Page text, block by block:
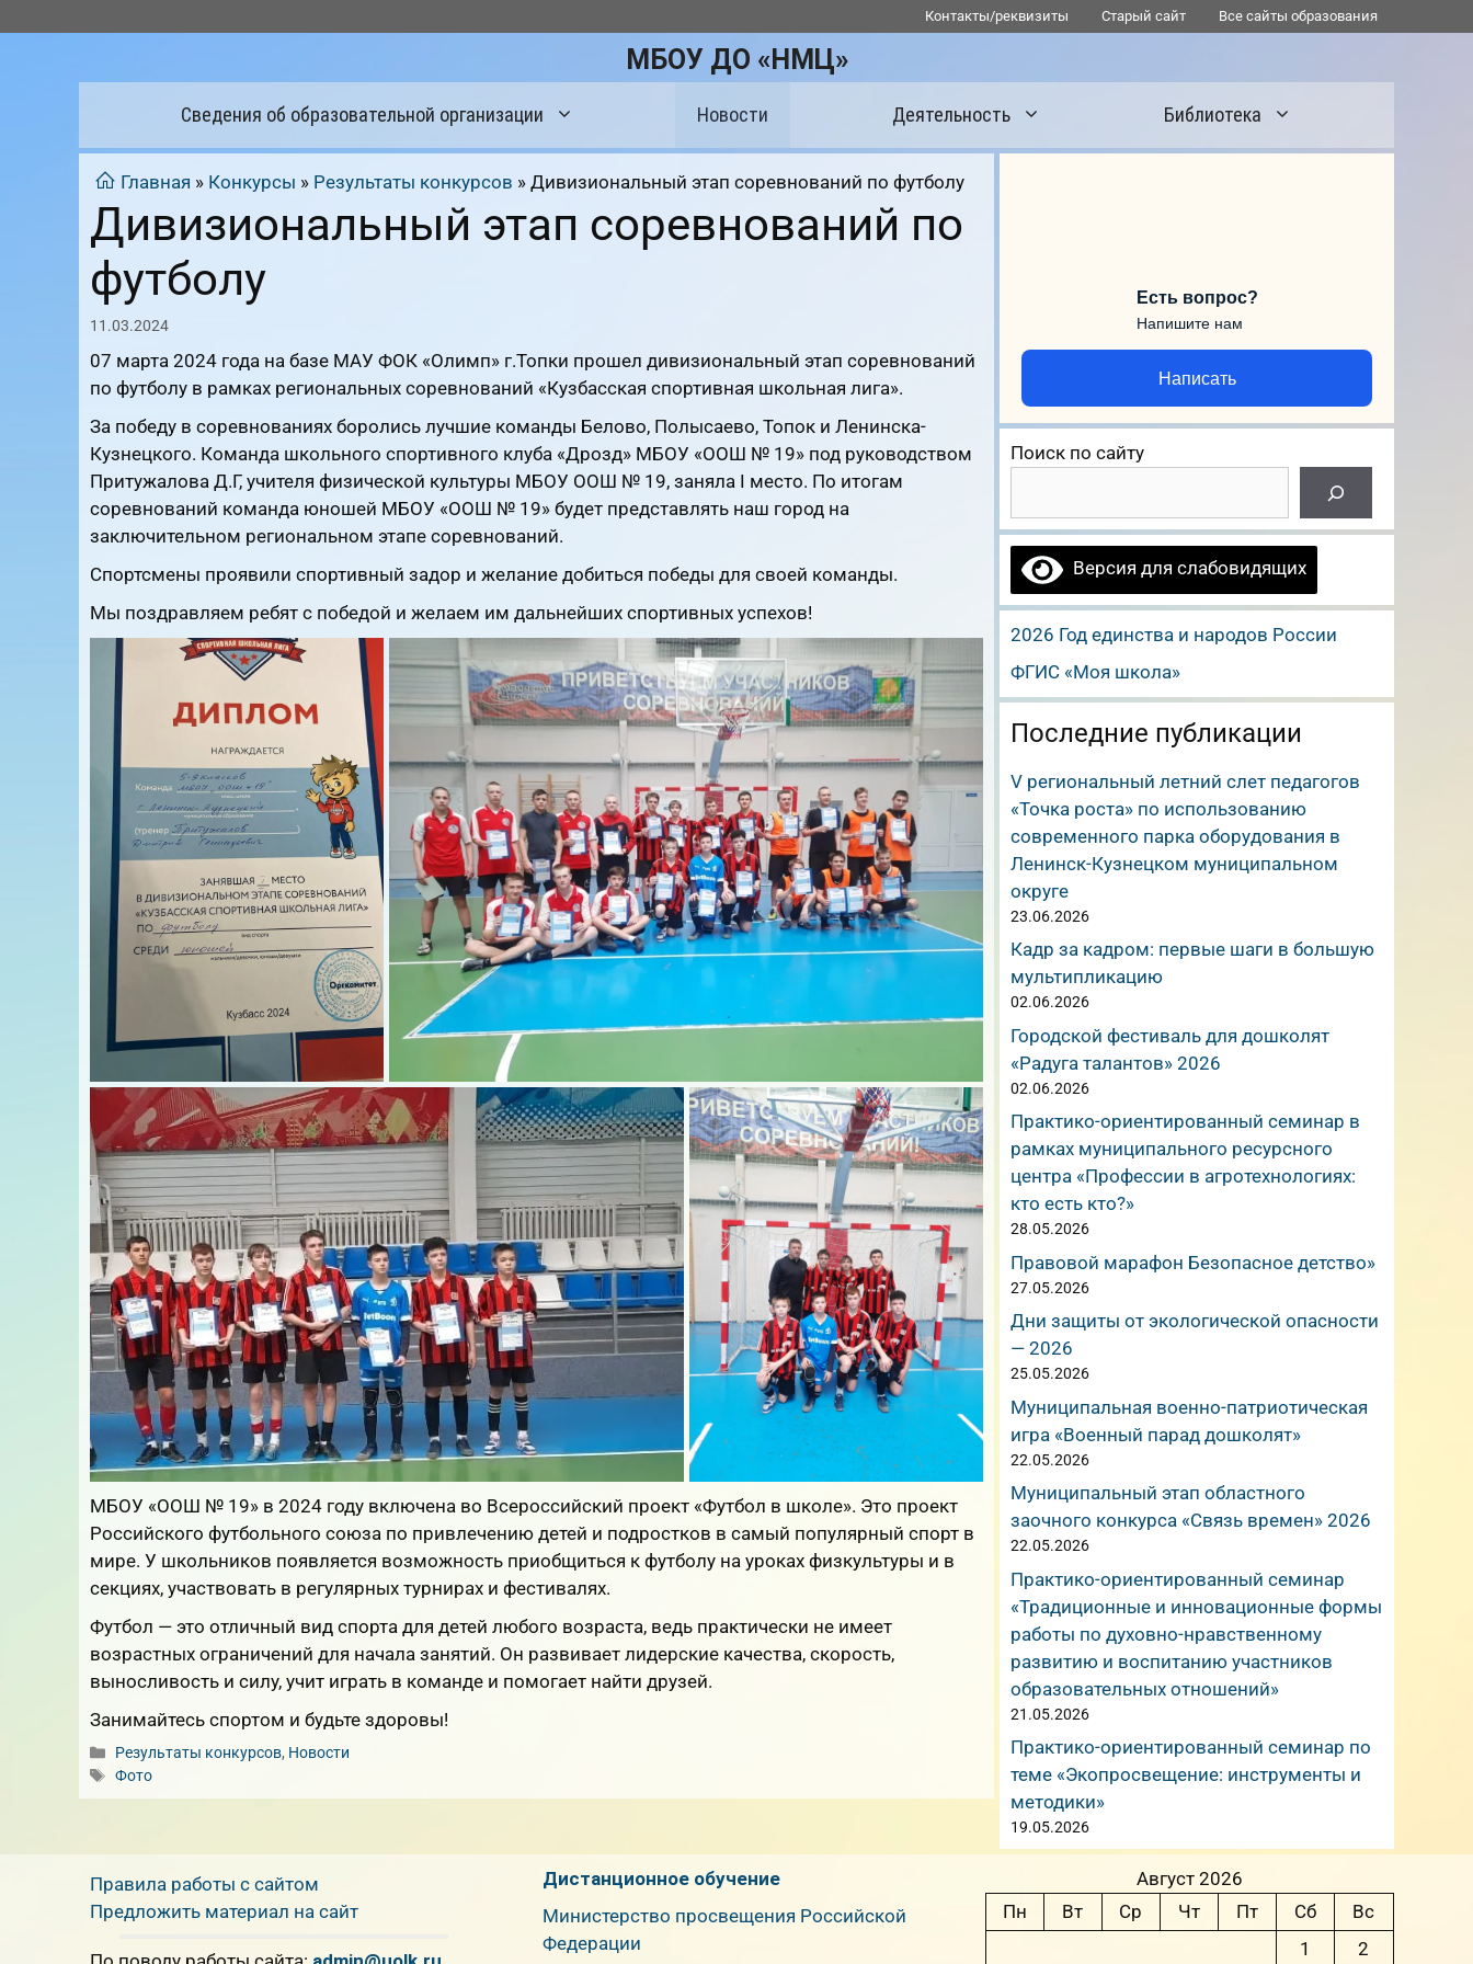
к
Контакты/реквизиты Старый сайт Все сайты образования
МБОУ ДО «НМЦ»
Сведения об образовательной организации Новости Деятельность Библиотека
Главная » Конкурсы » Результаты конкурсов »Дивизиональный этап соревнований по футболу
Дивизиональный этап соревнований по
футболу
11.03.2024
07 марта 2024 года на базе МАУ ФОК «Олимп» г.Топки прошел дивизиональный этап соревнований
по футболу в рамках региональных соревнований «Кузбасская спортивная школьная лига».
За победу в соревнованиях боролись лучшие команды Белово, Полысаево, Топок и Ленинска-
Кузнецкого. Команда школьного спортивного клуба «Дрозд» МБОУ «ООШ № 19» под руководством
Притужалова Д.Г, учителя физической культуры МБОУ ООШ № 19, заняла I место. По итогам
соревнований команда юношей МБОУ «ООШ № 19» будет представлять наш город на
заключительном региональном этапе соревнований.
Спортсмены проявили спортивный задор и желание добиться победы для своей команды.
Мы поздравляем ребят с победой и желаем им дальнейших спортивных успехов!
МБОУ «ООШ № 19» в 2024 году включена во Всероссийский проект «Футбол в школе». Это проект
Российского футбольного союза по привлечению детей и подростков в самый популярный спорт в
мире. У школьников появляется возможность приобщиться к футболу на уроках физкультуры и в
секциях, участвовать в регулярных турнирах и фестивалях.
Футбол — это отличный вид спорта для детей любого возраста, ведь практически не имеет
возрастных ограничений для начала занятий. Он развивает лидерские качества, скорость,
выносливость и силу, учит играть в команде и помогает найти друзей.
Занимайтесь спортом и будьте здоровы!
Рубрики
Результаты конкурсов, Новости
Метки
Фото
Есть вопрос?
Напишите нам
Написать
Поиск по сайту
Версия для слабовидящих
2026 Год единства и народов России
ФГИС «Моя школа»
Последние публикации
V региональный летний слет педагогов
«Точка роста» по использованию
современного парка оборудования в
Ленинск-Кузнецком муниципальном
округе
23.06.2026
Кадр за кадром: первые шаги в большую
мультипликацию
02.06.2026
Городской фестиваль для дошколят
«Радуга талантов» 2026
02.06.2026
Практико-ориентированный семинар в
рамках муниципального ресурсного
центра «Профессии в агротехнологиях:
кто есть кто?»
28.05.2026
Правовой марафон Безопасное детство»
27.05.2026
Дни защиты от экологической опасности
— 2026
25.05.2026
Муниципальная военно-патриотическая
игра «Военный парад дошколят»
22.05.2026
Муниципальный этап областного
заочного конкурса «Связь времен» 2026
22.05.2026
Практико-ориентированный семинар
«Традиционные и инновационные формы
работы по духовно-нравственному
развитию и воспитанию участников
образовательных отношений»
21.05.2026
Практико-ориентированный семинар по
теме «Экопросвещение: инструменты и
методики»
19.05.2026
Правила работы с сайтом
Предложить материал на сайт
Дистанционное обучение
Министерство просвещения Российской
Федерации
Август 2026
Пн
Вт Ср Чт Пт Сб
Вс
1
2